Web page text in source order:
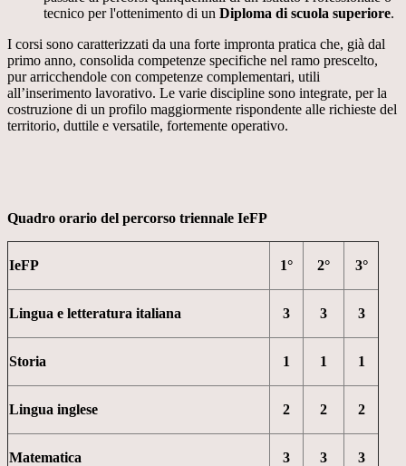
tecnico per l'ottenimento di un Diploma di scuola superiore.
I corsi sono caratterizzati da una forte impronta pratica che, già dal
primo anno, consolida competenze specifiche nel ramo prescelto,
pur arricchendole con competenze complementari, utili
all’inserimento lavorativo. Le varie discipline sono integrate, per la
costruzione di un profilo maggiormente rispondente alle richieste del
territorio, duttile e versatile, fortemente operativo.
Quadro orario del percorso triennale IeFP
IeFP 1° 2° 3°
Lingua e letteratura italiana 3 3 3
Storia 1 1 1
Lingua inglese 2 2 2
Matematica 3 3 3